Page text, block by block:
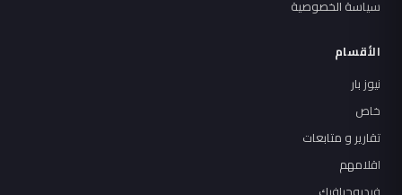
سياسة الخصوصية
الأقسام
نيوز بار
خاص
تقارير و متابعات
اقلامهم